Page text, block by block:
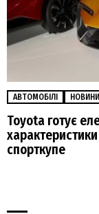
АВТОМОБІЛІ НОВИНИ
Toyota готує
спорткупе